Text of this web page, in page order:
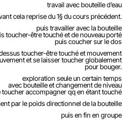
travail avec bouteille d’eau
cela reprise du 1§ du cours précédent.
puis travailler avec la bouteille
toucher-être touché et de nouveau porté
puis coucher sur le dos
toucher-être touché et mouvement
et se laisser toucher globalement
pour bouger.
exploration seule un certain temps
avec bouteille et changement de niveau
toucher accompagner qq en étant touché
par le poids directionnel de la bouteille
puis en fin en groupe